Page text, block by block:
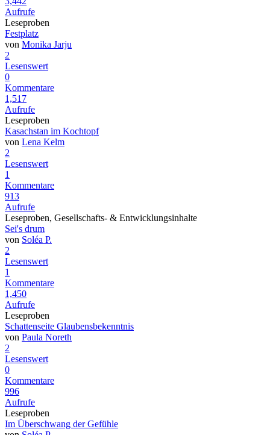
Aufrufe
Leseproben
Festplatz
von Monika Jarju
2
Lesenswert
0
Kommentare
1,517
Aufrufe
Leseproben
Kasachstan im Kochtopf
von Lena Kelm
2
Lesenswert
1
Kommentare
913
Aufrufe
Leseproben, Gesellschafts- & Entwicklungsinhalte
Sei's drum
von Soléa P.
2
Lesenswert
1
Kommentare
1,450
Aufrufe
Leseproben
Schattenseite Glaubensbekenntnis
von Paula Noreth
2
Lesenswert
0
Kommentare
996
Aufrufe
Leseproben
Im Überschwang der Gefühle